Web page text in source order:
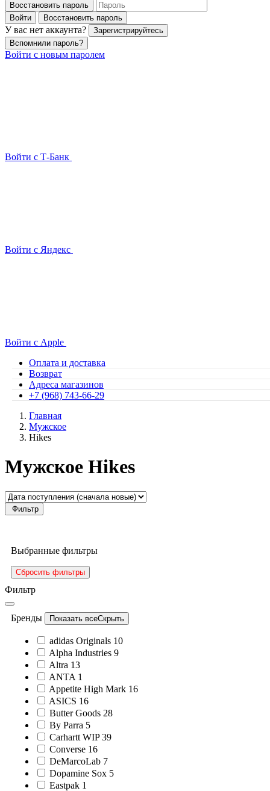
Восстановить пароль
Войти
Восстановить пароль
У вас нет аккаунта?
Зарегистрируйтесь
Вспомнили пароль?
Войти с новым паролем
Войти с Т-Банк
Войти с Яндекс
Войти с Apple
Оплата и доставка
Возврат
Адреса магазинов
+7 (968) 743-66-29
Главная
Мужское
Hikes
Мужское Hikes
Фильтр
Выбранные фильтры
Сбросить фильтры
Фильтр
Бренды Показать всеСкрыть
adidas Originals 10
Alpha Industries 9
Altra 13
ANTA 1
Appetite High Mark 16
ASICS 16
Butter Goods 28
By Parra 5
Carhartt WIP 39
Converse 16
DeMarcoLab 7
Dopamine Sox 5
Eastpak 1